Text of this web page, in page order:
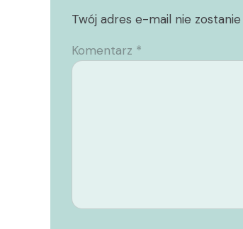
Twój adres e-mail nie
Komentarz *